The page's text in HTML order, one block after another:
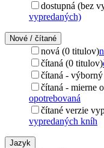
dostupná (bez
vypredaných)
Nové / čítané
nová (0 titulov)
čítaná (0 titulov)
čítaná -
čítaná - mierne
opotrebovaná
čítané verzie
vypredaných kníh
Jazyk